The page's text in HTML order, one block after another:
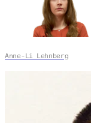
Anne-Li Lehnberg